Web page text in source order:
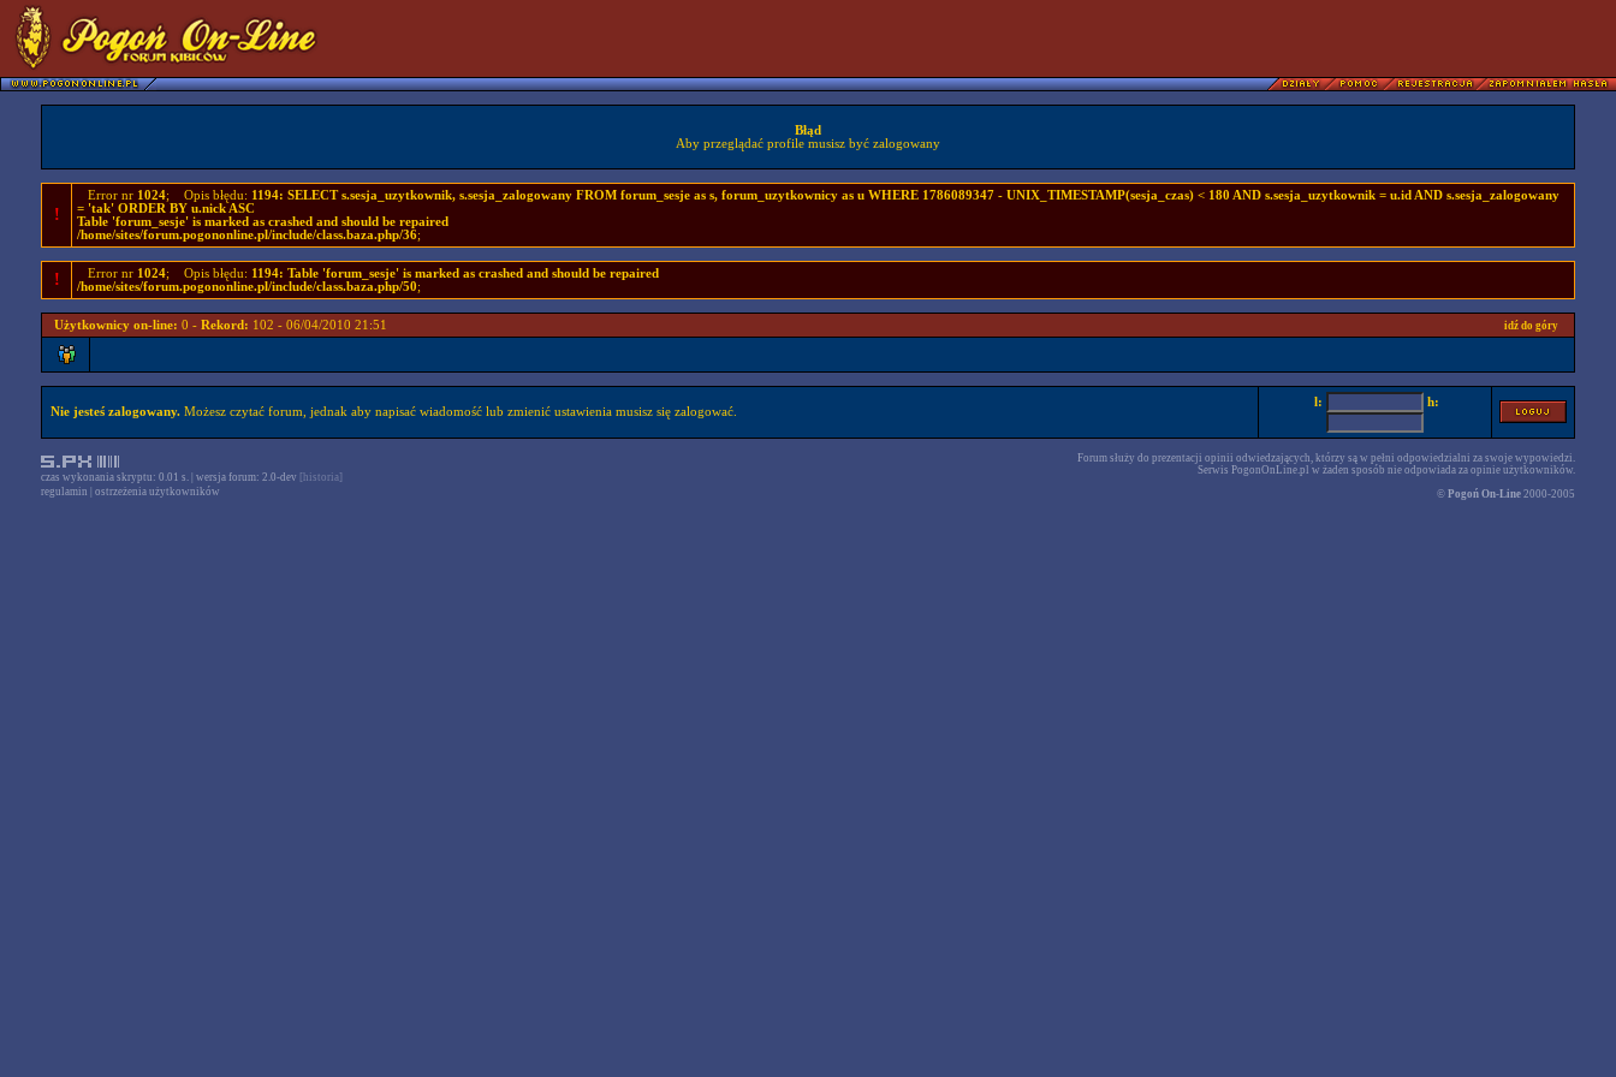
Błąd
Aby przeglądać profile musisz być zalogowany
!
Error nr 1024; Opis błędu: 1194: SELECT s.sesja_uzytkownik, s.sesja_zalogowany FROM forum_sesje as s, forum_uzytkownicy as u WHERE 1786089347 - UNIX_TIMESTAMP(sesja_czas) < 180 AND s.sesja_uzytkownik = u.id AND s.sesja_zalogowany
= 'tak' ORDER BY u.nick ASC
Table 'forum_sesje' is marked as crashed and should be repaired
/home/sites/forum.pogononline.pl/include/class.baza.php/36;
! Error nr 1024; Opis błędu: 1194: Table 'forum_sesje' is marked as crashed and should be repaired
/home/sites/forum.pogononline.pl/include/class.baza.php/50;
idź do góry
Użytkownicy on-line: 0 - Rekord: 102 - 06/04/2010 21:51
Nie jesteś zalogowany. Możesz czytać forum, jednak aby napisać wiadomość lub zmienić ustawienia musisz się zalogować.
l: h:
czas wykonania skryptu: 0.01 s. | wersja forum: 2.0-dev [historia]
regulamin
ostrzeżenia użytkowników
Forum służy do prezentacji opinii odwiedzających, którzy są w pełni odpowiedzialni za swoje wypowiedzi.
Serwis PogonOnLine.pl w żaden sposób nie odpowiada za opinie użytkowników.
© Pogoń On-Line 2000-2005